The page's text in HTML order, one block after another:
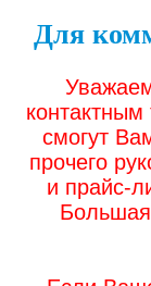
Для
смогут
прочего
и прайс-